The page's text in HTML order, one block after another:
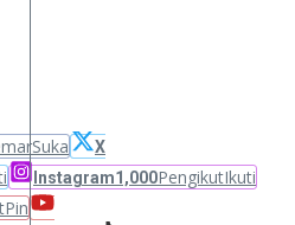
Suka
X
Instagram1,000PengikutIkuti
Pin